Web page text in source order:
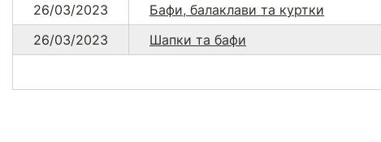
26/03/2023
Бафи, балаклави та куртки
26/03/2023
Шапки та бафи